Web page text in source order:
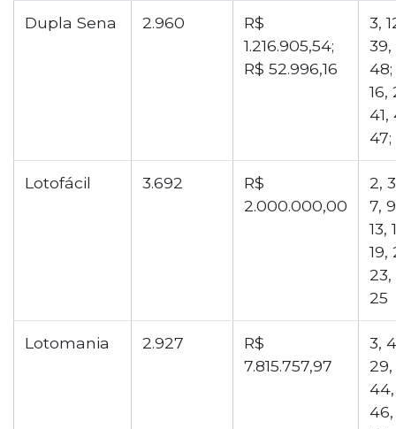
Dupla Sena 2.960
R$
1.216.905,54;
R$ 52.996,16
3,
39,
48;
16,
41,
47;
Lotofácil 3.692
R$
2.000.000,00
2,
7,
13,
19,
23,
25
Lotomania 2.927
R$
7.815.757,97
3,
29,
46,